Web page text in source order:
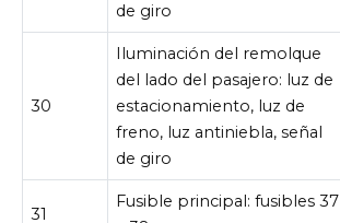
de giro
30
Iluminación del remolque
del lado del pasajero: luz de
estacionamiento, luz de
freno, luz antiniebla, señal
de giro
31
Fusible principal: fusibles 37